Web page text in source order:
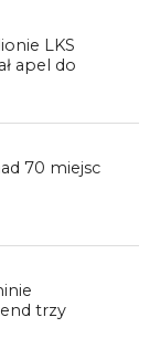
LKS
apel do
70 miejsc
trzy